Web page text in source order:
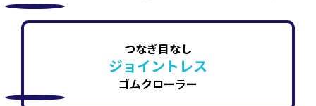
つなぎ目なし
ジョイントレス
ゴムクローラー